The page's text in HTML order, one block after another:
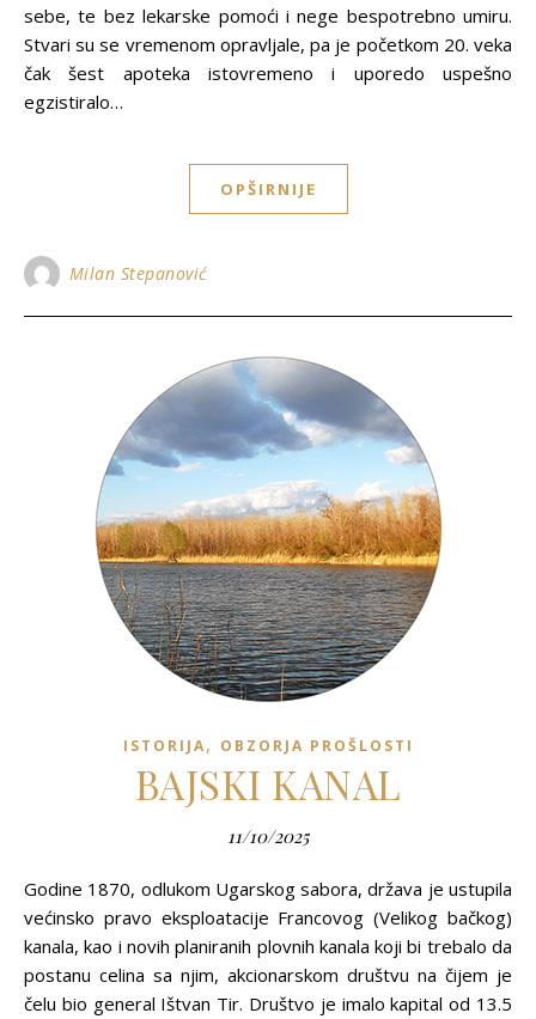
sebe, te bez lekarske pomoći i nege bespotrebno umiru.
Stvari su se vremenom opravljale, pa je početkom 20. veka
čak šest apoteka istovremeno i uporedo uspešno
egzistiralo…
OPŠIRNIJE
Milan Stepanović
ISTORIJA, OBZORJA PROŠLOSTI
BAJSKI KANAL
11/10/2025
Godine 1870, odlukom Ugarskog sabora, država je ustupila
većinsko pravo eksploatacije Francovog (Velikog bačkog)
kanala, kao i novih planiranih plovnih kanala koji bi trebalo da
postanu celina sa njim, akcionarskom društvu na čijem je
čelu bio general Ištvan Tir. Društvo je imalo kapital od 13.5